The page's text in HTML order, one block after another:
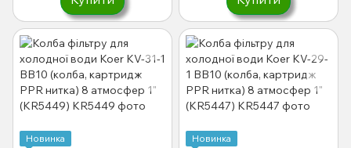
Новинка
Новинка